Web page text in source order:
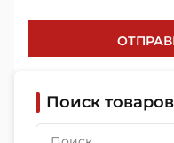
Поиск товаров